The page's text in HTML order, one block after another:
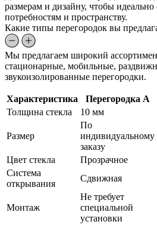
размерам и дизайну, чтобы
потребностям и пространству.
Какие типы перегородок вы
Мы предлагаем широкий
стационарные, мобильные,
звукоизолированные перегородки.
Характеристика Перегородка A
Толщина стекла
10 мм
Размер
По
индивидуальному
заказу
Цвет стекла
Прозрачное
Система
открывания
Сдвижная
Монтаж
Не требует
специальной
установки